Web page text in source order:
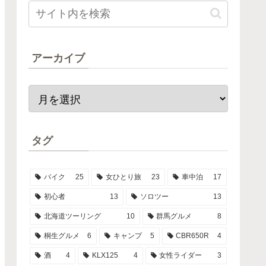
アーカイブ
タグ
バイク 25 女ひとり旅 23 車中泊 17
初心者 13 ソロツー 13
北海道ツーリング 10 群馬グルメ 8
桐生グルメ 6 キャンプ 5 CBR650R 4
酒 4 KLX125 4 女性ライダー 3